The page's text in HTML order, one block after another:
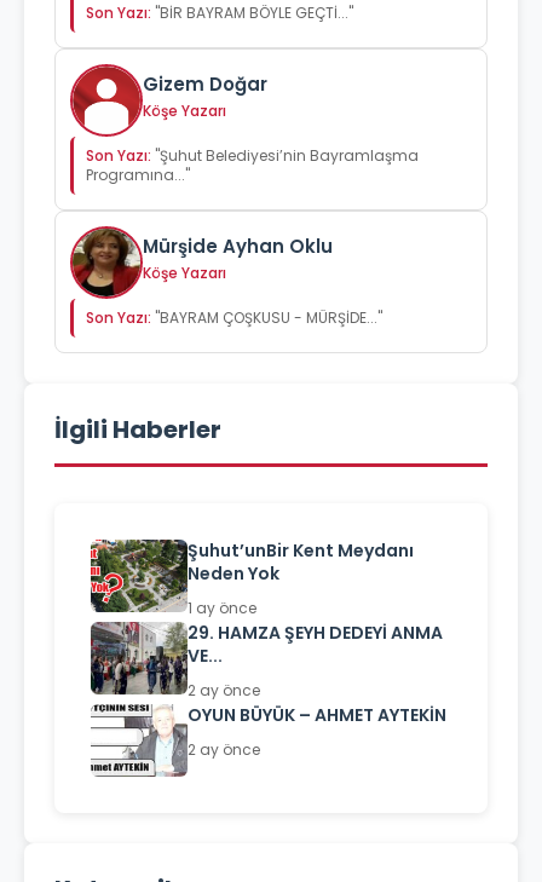
Son Yazı: "BİR BAYRAM BÖYLE GEÇTİ..."
Gizem Doğar
Köşe Yazarı
Son Yazı: "Şuhut Belediyesi’nin Bayramlaşma
Programına..."
Mürşide Ayhan Oklu
Köşe Yazarı
Son Yazı: "BAYRAM ÇOŞKUSU - MÜRŞİDE..."
İlgili Haberler
Şuhut’unBir Kent Meydanı
Neden Yok
1 ay önce
29. HAMZA ŞEYH DEDEYİ ANMA
VE...
2 ay önce
OYUN BÜYÜK – AHMET AYTEKİN
2 ay önce